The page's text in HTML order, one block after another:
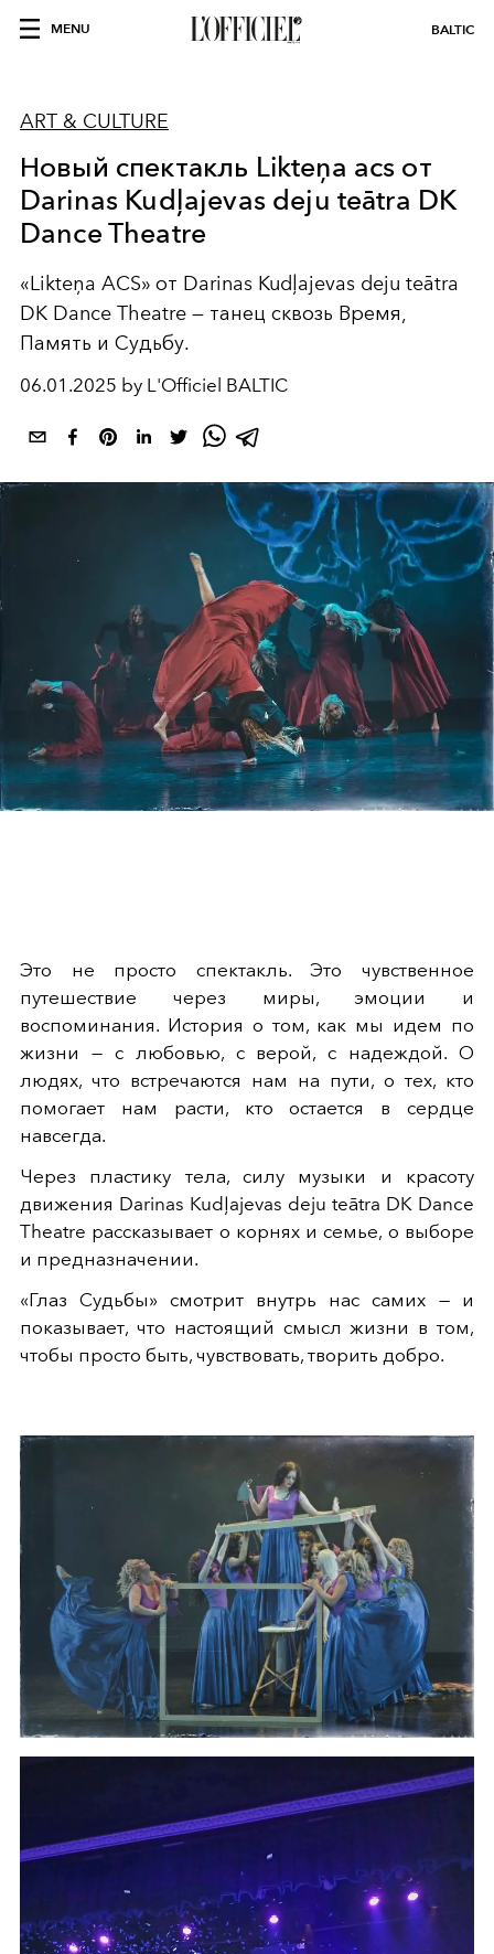
MENU BALTIC
ART & CULTURE
Новый спектакль Likteņa acs от
Darinas Kudļajevas deju teātra DK
Dance Theatre
«Likteņa ACS» от Darinas Kudļajevas deju teātra
DK Dance Theatre — танец сквозь Время,
Память и Судьбу.
06.01.2025 by L'Officiel BALTIC
Это не просто спектакль. Это чувственное
путешествие через миры, эмоции и
воспоминания. История о том, как мы идем по
жизни — с любовью, с верой, с надеждой. О
людях, что встречаются нам на пути, о тех, кто
помогает нам расти, кто остается в сердце
навсегда.
Через пластику тела, силу музыки и красоту
движения Darinas Kudļajevas deju teātra DK Dance
Theatre рассказывает о корнях и семье, о выборе
и предназначении.
«Глаз Судьбы» смотрит внутрь нас самих — и
показывает, что настоящий смысл жизни в том,
чтобы просто быть, чувствовать, творить добро.